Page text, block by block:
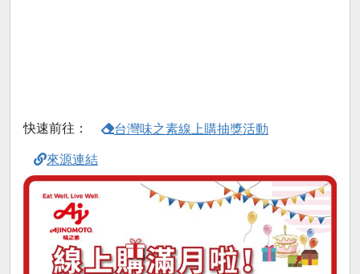
快速前往： 台灣味之素線上購抽獎活動
來源連結